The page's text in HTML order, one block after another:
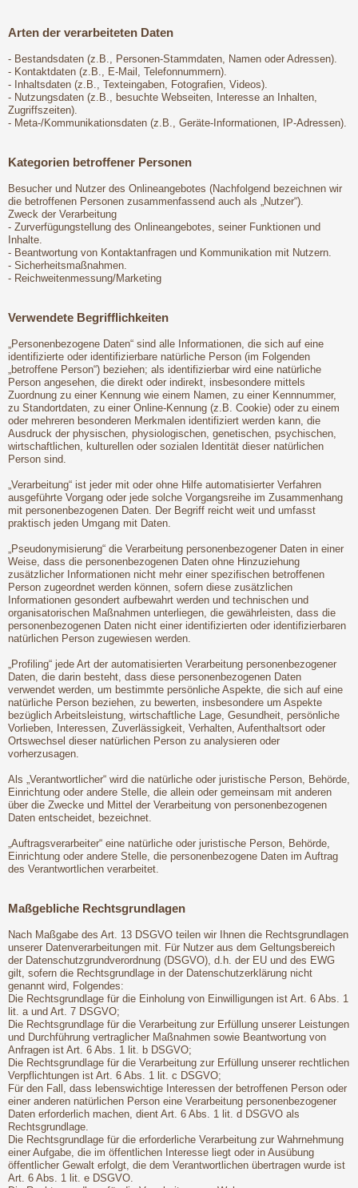
Arten der verarbeiteten Daten
- Bestandsdaten (z.B., Personen-Stammdaten, Namen oder Adressen).
- Kontaktdaten (z.B., E-Mail, Telefonnummern).
- Inhaltsdaten (z.B., Texteingaben, Fotografien, Videos).
- Nutzungsdaten (z.B., besuchte Webseiten, Interesse an Inhalten,
Zugriffszeiten).
- Meta-/Kommunikationsdaten (z.B., Geräte-Informationen, IP-Adressen).
Kategorien betroffener Personen
Besucher und Nutzer des Onlineangebotes (Nachfolgend bezeichnen wir
die betroffenen Personen zusammenfassend auch als „Nutzer“).
Zweck der Verarbeitung
- Zurverfügungstellung des Onlineangebotes, seiner Funktionen und
Inhalte.
- Beantwortung von Kontaktanfragen und Kommunikation mit Nutzern.
- Sicherheitsmaßnahmen.
- Reichweitenmessung/Marketing
Verwendete Begrifflichkeiten
„Personenbezogene Daten“ sind alle Informationen, die sich auf eine
identifizierte oder identifizierbare natürliche Person (im Folgenden
„betroffene Person“) beziehen; als identifizierbar wird eine natürliche
Person angesehen, die direkt oder indirekt, insbesondere mittels
Zuordnung zu einer Kennung wie einem Namen, zu einer Kennnummer,
zu Standortdaten, zu einer Online-Kennung (z.B. Cookie) oder zu einem
oder mehreren besonderen Merkmalen identifiziert werden kann, die
Ausdruck der physischen, physiologischen, genetischen, psychischen,
wirtschaftlichen, kulturellen oder sozialen Identität dieser natürlichen
Person sind.
„Verarbeitung“ ist jeder mit oder ohne Hilfe automatisierter Verfahren
ausgeführte Vorgang oder jede solche Vorgangsreihe im Zusammenhang
mit personenbezogenen Daten. Der Begriff reicht weit und umfasst
praktisch jeden Umgang mit Daten.
„Pseudonymisierung“ die Verarbeitung personenbezogener Daten in einer
Weise, dass die personenbezogenen Daten ohne Hinzuziehung
zusätzlicher Informationen nicht mehr einer spezifischen betroffenen
Person zugeordnet werden können, sofern diese zusätzlichen
Informationen gesondert aufbewahrt werden und technischen und
organisatorischen Maßnahmen unterliegen, die gewährleisten, dass die
personenbezogenen Daten nicht einer identifizierten oder identifizierbaren
natürlichen Person zugewiesen werden.
„Profiling“ jede Art der automatisierten Verarbeitung personenbezogener
Daten, die darin besteht, dass diese personenbezogenen Daten
verwendet werden, um bestimmte persönliche Aspekte, die sich auf eine
natürliche Person beziehen, zu bewerten, insbesondere um Aspekte
bezüglich Arbeitsleistung, wirtschaftliche Lage, Gesundheit, persönliche
Vorlieben, Interessen, Zuverlässigkeit, Verhalten, Aufenthaltsort oder
Ortswechsel dieser natürlichen Person zu analysieren oder
vorherzusagen.
Als „Verantwortlicher“ wird die natürliche oder juristische Person, Behörde,
Einrichtung oder andere Stelle, die allein oder gemeinsam mit anderen
über die Zwecke und Mittel der Verarbeitung von personenbezogenen
Daten entscheidet, bezeichnet.
„Auftragsverarbeiter“ eine natürliche oder juristische Person, Behörde,
Einrichtung oder andere Stelle, die personenbezogene Daten im Auftrag
des Verantwortlichen verarbeitet.
Maßgebliche Rechtsgrundlagen
Nach Maßgabe des Art. 13 DSGVO teilen wir Ihnen die Rechtsgrundlagen
unserer Datenverarbeitungen mit. Für Nutzer aus dem Geltungsbereich
der Datenschutzgrundverordnung (DSGVO), d.h. der EU und des EWG
gilt, sofern die Rechtsgrundlage in der Datenschutzerklärung nicht
genannt wird, Folgendes:
Die Rechtsgrundlage für die Einholung von Einwilligungen ist Art. 6 Abs. 1
lit. a und Art. 7 DSGVO;
Die Rechtsgrundlage für die Verarbeitung zur Erfüllung unserer Leistungen
und Durchführung vertraglicher Maßnahmen sowie Beantwortung von
Anfragen ist Art. 6 Abs. 1 lit. b DSGVO;
Die Rechtsgrundlage für die Verarbeitung zur Erfüllung unserer rechtlichen
Verpflichtungen ist Art. 6 Abs. 1 lit. c DSGVO;
Für den Fall, dass lebenswichtige Interessen der betroffenen Person oder
einer anderen natürlichen Person eine Verarbeitung personenbezogener
Daten erforderlich machen, dient Art. 6 Abs. 1 lit. d DSGVO als
Rechtsgrundlage.
Die Rechtsgrundlage für die erforderliche Verarbeitung zur Wahrnehmung
einer Aufgabe, die im öffentlichen Interesse liegt oder in Ausübung
öffentlicher Gewalt erfolgt, die dem Verantwortlichen übertragen wurde ist
Art. 6 Abs. 1 lit. e DSGVO.